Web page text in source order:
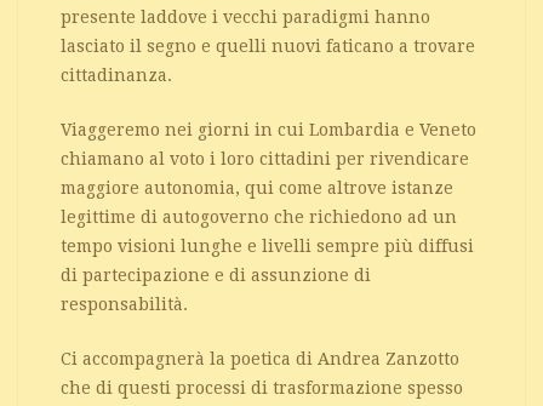
presente laddove i vecchi paradigmi hanno
lasciato il segno e quelli nuovi faticano a trovare
cittadinanza.
Viaggeremo nei giorni in cui Lombardia e Veneto
chiamano al voto i loro cittadini per rivendicare
maggiore autonomia, qui come altrove istanze
legittime di autogoverno che richiedono ad un
tempo visioni lunghe e livelli sempre più diffusi
di partecipazione e di assunzione di
responsabilità.
Ci accompagnerà la poetica di Andrea Zanzotto
che di questi processi di trasformazione spesso